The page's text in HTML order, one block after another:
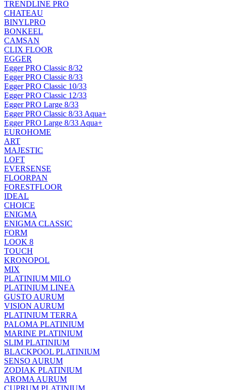
TRENDLINE PRO
CHATEAU
BINYLPRO
BONKEEL
CAMSAN
CLIX FLOOR
EGGER
Egger PRO Classic 8/32
Egger PRO Classic 8/33
Egger PRO Classic 10/33
Egger PRO Classic 12/33
Egger PRO Large 8/33
Egger PRO Classic 8/33 Aqua+
Egger PRO Large 8/33 Aqua+
EUROHOME
ART
MAJESTIC
LOFT
EVERSENSE
FLOORPAN
FORESTFLOOR
IDEAL
CHOICE
ENIGMA
ENIGMA CLASSIC
FORM
LOOK 8
TOUCH
KRONOPOL
MIX
PLATINIUM MILO
PLATINIUM LINEA
GUSTO AURUM
VISION AURUM
PLATINIUM TERRA
PALOMA PLATINIUM
MARINE PLATINIUM
SLIM PLATINIUM
BLACKPOOL PLATINIUM
SENSO AURUM
ZODIAK PLATINIUM
AROMA AURUM
CUPRUM PLATINIUM